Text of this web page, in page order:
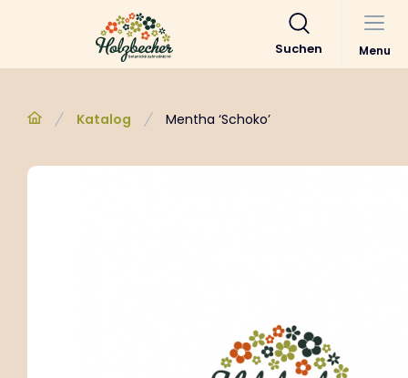
Suchen Menu
Katalog Mentha ‘Schoko’